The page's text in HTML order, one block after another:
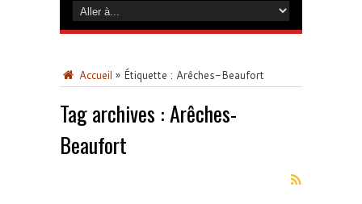
Accueil » Étiquette : Arêches-Beaufort
Tag archives :Arêches-
Beaufort